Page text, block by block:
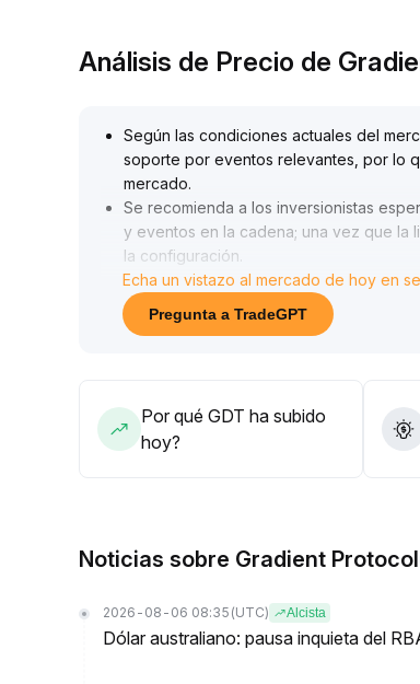
Análisis de Precio de
Según las condiciones actuales del
soporte por eventos relevantes, por lo
mercado.
Se recomienda a los inversionistas
y eventos en la cadena; una vez que la
la configuración
Actualmente se recomienda mantener
precipitadas por falta de información
Echa un vistazo al mercado de hoy en
Pregunta a TradeGPT
Por qué GDT ha subido
hoy?
Noticias sobre Gradient Protocol
2026-08-06 08:35 (UTC) Alcista
Dólar australiano: pausa inquieta del